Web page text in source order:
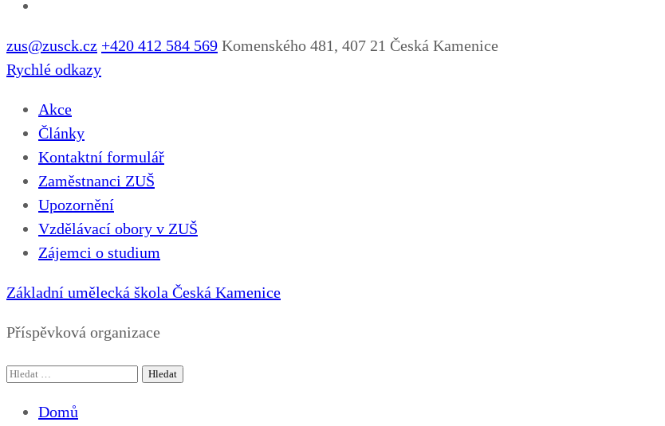
zus@zusck.cz +420 412 584 569 Komenského 481, 407 21 Česká Kamenice
Rychlé odkazy
Akce
Články
Kontaktní formulář
Zaměstnanci ZUŠ
Upozornění
Vzdělávací obory v ZUŠ
Zájemci o studium
Základní umělecká škola Česká Kamenice
Příspěvková organizace
Vyhledávání
Domů